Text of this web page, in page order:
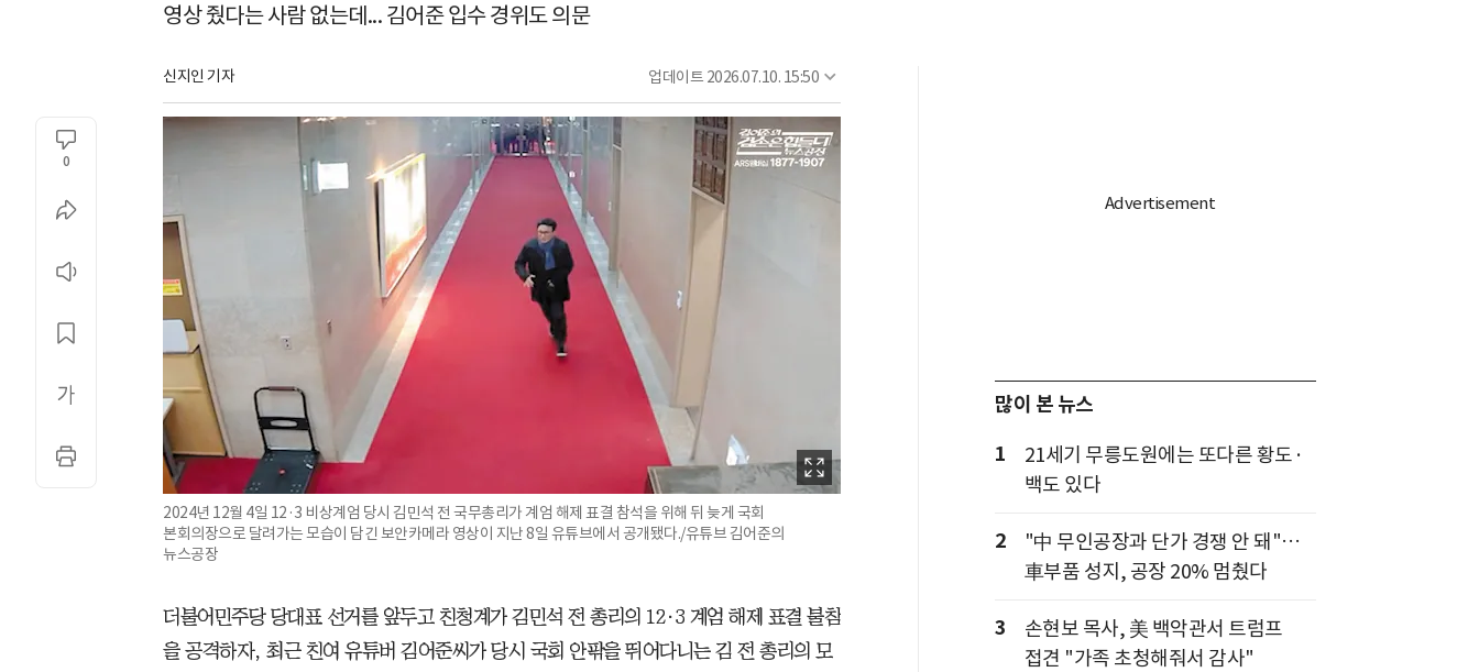
영상 줬다는 사람 없는데... 김어준 입수 경위도 의문
신지인 기자 업데이트 2026.07.10. 15:50
0
2024년 12월 4일 12·3 비상계엄 당시 김민석 전 국무총리가 계엄 해제 표결 참석을 위해 뒤 늦게 국회
본회의장으로 달려가는 모습이 담긴 보안카메라 영상이 지난 8일 유튜브에서 공개됐다./유튜브 김어준의
뉴스공장
더불어민주당 당대표 선거를 앞두고 친청계가 김민석 전 총리의 12·3 계엄 해제 표결 불참
을 공격하자, 최근 친여 유튜버 김어준씨가 당시 국회 안팎을 뛰어다니는 김 전 총리의 모
많이 본 뉴스
1
21세기 무릉도원에는 또다른 황도·
백도 있다
2
"中 무인공장과 단가 경쟁 안 돼"…
車부품 성지, 공장 20% 멈췄다
3
손현보 목사, 美 백악관서 트럼프
접견 "가족 초청해줘서 감사"